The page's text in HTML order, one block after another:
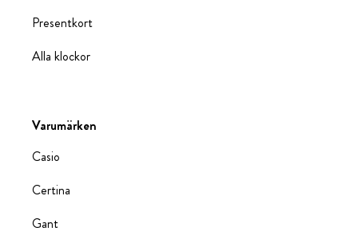
Presentkort
Alla klockor
Varumärken
Casio
Certina
Gant